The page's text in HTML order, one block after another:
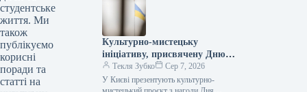
студентське
життя. Ми
також
публікуємо
корисні
поради та
статті на
бюджетні місця. Вступна…
Культурно-мистецьку
ініціативу, присвячену Дню
Незалежності України,
презентують у столиці.
Текля Зубко
Сер 7, 2026
У Києві презентують культурно-